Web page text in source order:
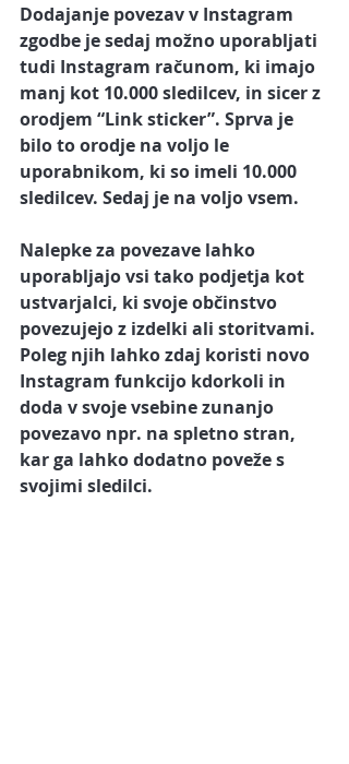
Dodajanje povezav v Instagram
zgodbe je sedaj možno uporabljati
tudi Instagram računom, ki imajo
manj kot 10.000 sledilcev, in sicer z
orodjem “Link sticker”. Sprva je
bilo to orodje na voljo le
uporabnikom, ki so imeli 10.000
sledilcev. Sedaj je na voljo vsem.
Nalepke za povezave lahko
uporabljajo vsi tako podjetja kot
ustvarjalci, ki svoje občinstvo
povezujejo z izdelki ali storitvami.
Poleg njih lahko zdaj koristi novo
Instagram funkcijo kdorkoli in
doda v svoje vsebine zunanjo
povezavo npr. na spletno stran,
kar ga lahko dodatno poveže s
svojimi sledilci.